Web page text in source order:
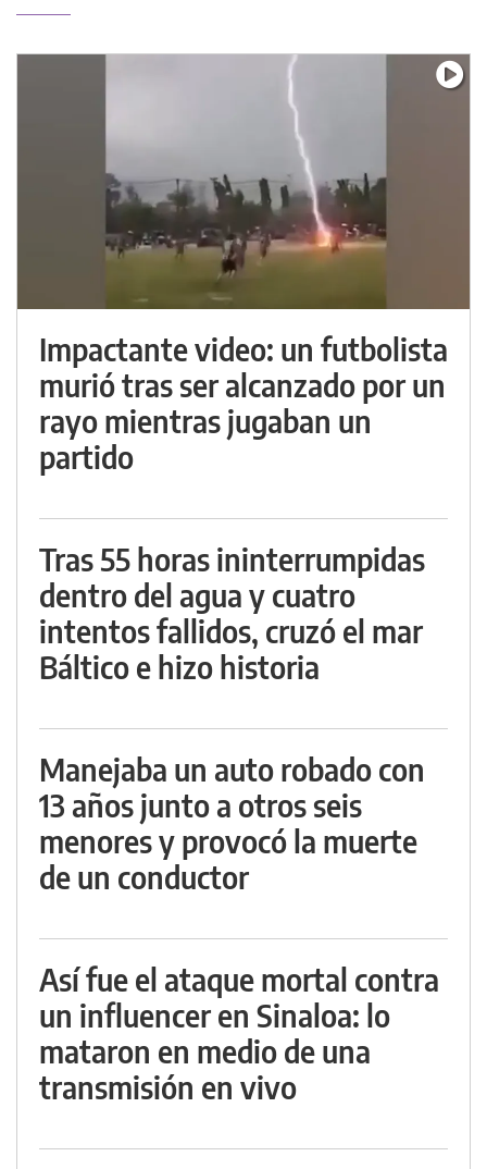
Impactante video: un futbolista
murió tras ser alcanzado por un
rayo mientras jugaban un
partido
Tras 55 horas ininterrumpidas
dentro del agua y cuatro
intentos fallidos, cruzó el mar
Báltico e hizo historia
Manejaba un auto robado con
13 años junto a otros seis
menores y provocó la muerte
de un conductor
Así fue el ataque mortal contra
un influencer en Sinaloa: lo
mataron en medio de una
transmisión en vivo